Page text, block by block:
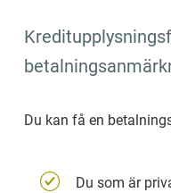
Du kan få en
Du som är